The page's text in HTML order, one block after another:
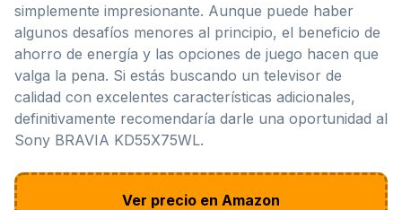
simplemente impresionante. Aunque puede haber
algunos desafíos menores al principio, el beneficio de
ahorro de energía y las opciones de juego hacen que
valga la pena. Si estás buscando un televisor de
calidad con excelentes características adicionales,
definitivamente recomendaría darle una oportunidad al
Sony BRAVIA KD55X75WL.
Ver precio en Amazon